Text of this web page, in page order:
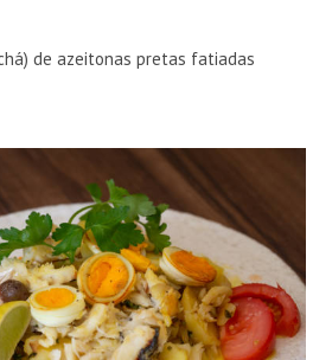
de azeitonas pretas fatiadas